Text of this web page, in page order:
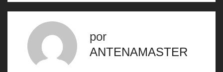
v
por
ANTENAMASTER